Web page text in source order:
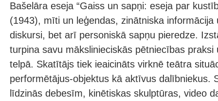
Bašelāra eseja “Gaiss un sapņi: eseja par
(1943), mīti un leģendas, zinātniska informācija
diskursi, bet arī personiskā sapņu pieredze.
turpina savu mākslinieciskās pētniecības
telpā. Skatītājs tiek ieaicināts virknē teātra
performētājus-objektus kā aktīvus dalībniekus.
līdzinās debesīm, kinētiskas skulptūras, video